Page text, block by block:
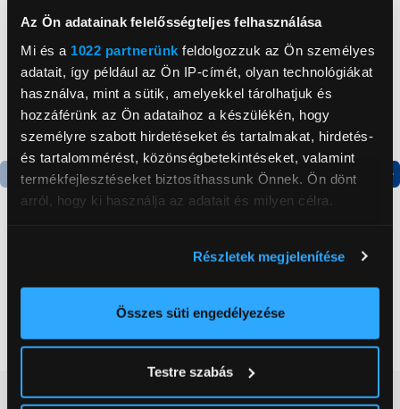
Az Ön adatainak felelősségteljes felhasználása
Mi és a 1022 partnerünk feldolgozzuk az Ön személyes
adatait, így például az Ön IP-címét, olyan technológiákat
használva, mint a sütik, amelyekkel tárolhatjuk és
hozzáférünk az Ön adataihoz a készülékén, hogy
személyre szabott hirdetéseket és tartalmakat, hirdetés-
és tartalommérést, közönségbetekintéseket, valamint
termékfejlesztéseket biztosíthassunk Önnek. Ön dönt
arról, hogy ki használja az adatait és milyen célra.
elhelyezkedéséről pár méteres pontossággal
Az Ön készülékén beazonosítása annak konkrét
módjairól és adja meg preferenciáit aRészletek
pontban. Bármikor módosíthatja vagy visszavonhatja a
Részletek megjelenítése
Összes süti engedélyezése
Testre szabás
Termék adatlap Termék adatlap
Gorenje N619EAXL4
179 999 Ft
Vásárlói vélemények(0)